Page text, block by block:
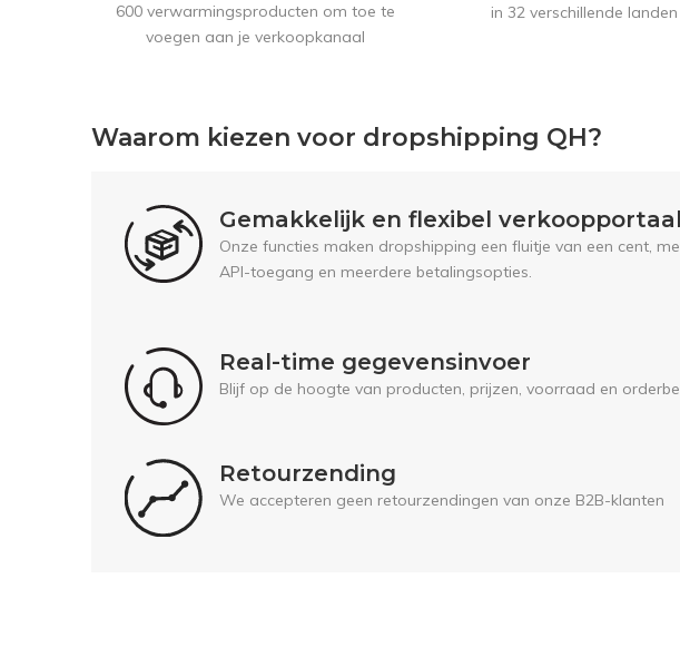
600 verwarmingsproducten om toe te
voegen aan je verkoopkanaal
in 32 verschillende landen
Waarom kiezen voor dropshipping QH?
Gemakkelijk en flexibel verkoopportaal
Onze functies maken dropshipping een fluitje van een cent,
API-toegang en meerdere betalingsopties.
Real-time gegevensinvoer
Blijf op de hoogte van producten, prijzen, voorraad en
Retourzending
We accepteren geen retourzendingen van onze B2B-klanten